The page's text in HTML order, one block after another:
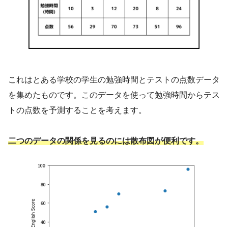
management）は、人・材料・装置・情報・エ
ネルギーを総合したシステムの設計・改善・確
立に関する活動である。そのシステムから得ら
工学的な分析・設計の原理・方法とともに、数
引用元 :
これはとある学校の学生の勉強時間とテストの点数データ
を集めたものです。このデータを使って勉強時間からテス
トの点数を予測することを考えます。
二つのデータの関係を見るのには散布図が便利です。